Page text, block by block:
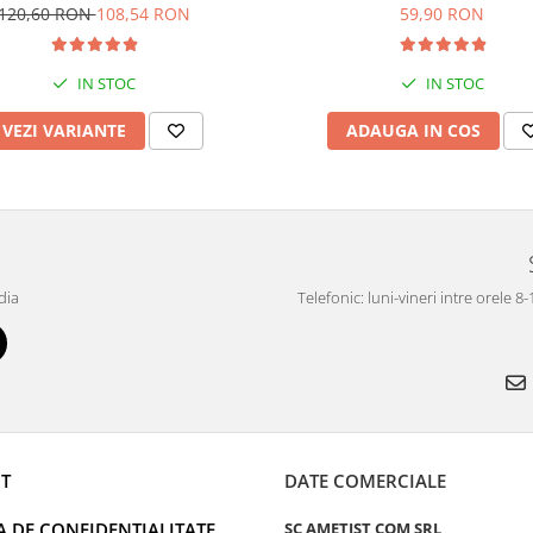
RON108,54 RON
IN STOC
VEZI VARIANTE
59,90 RON
IN STOC
ADAUGA IN COS
Telefonic: luni-vineri intre orele
DATE COMERCIALE
SC AMETIST COM SRL